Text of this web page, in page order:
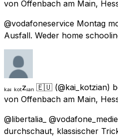
von Offenbach am Main,
@vodafoneservice Montag
Ausfall. Weder home
ₖₐᵢ ₖₒₜzᵢₐₙ 🇪🇺 (@kai_kotzian)
von Offenbach am Main,
@libertalia_
durchschaut, klassischer